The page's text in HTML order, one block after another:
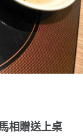
相贈送上桌